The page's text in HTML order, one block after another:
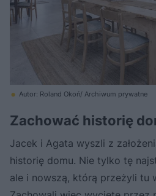
Autor: Roland Okoń/ Archiwum prywatne
Zachować historię
Jacek i Agata wyszli z
historię domu. Nie tylko tę
ale i nowszą, którą przeżyli tu